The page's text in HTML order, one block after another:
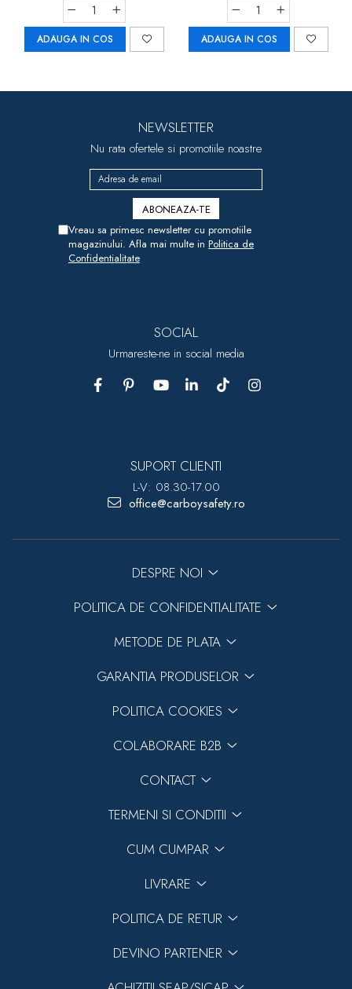
ADAUGA IN COS ADAUGA IN COS
NEWSLETTER
Nu rata ofertele si promotiile noastre
Vreau sa primesc newsletter cu promotiile
magazinului. Afla mai multe in Politica de
Confidentialitate
SOCIAL
Urmareste-ne in social media
SUPORT CLIENTI
L-V: 08.30-17.00
office@carboysafety.ro
DESPRE NOI
POLITICA DE CONFIDENTIALITATE
METODE DE PLATA
GARANTIA PRODUSELOR
POLITICA COOKIES
COLABORARE B2B
CONTACT
TERMENI SI CONDITII
CUM CUMPAR
LIVRARE
POLITICA DE RETUR
DEVINO PARTENER